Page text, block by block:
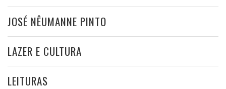
JOSÉ NÊUMANNE PINTO
LAZER E CULTURA
LEITURAS